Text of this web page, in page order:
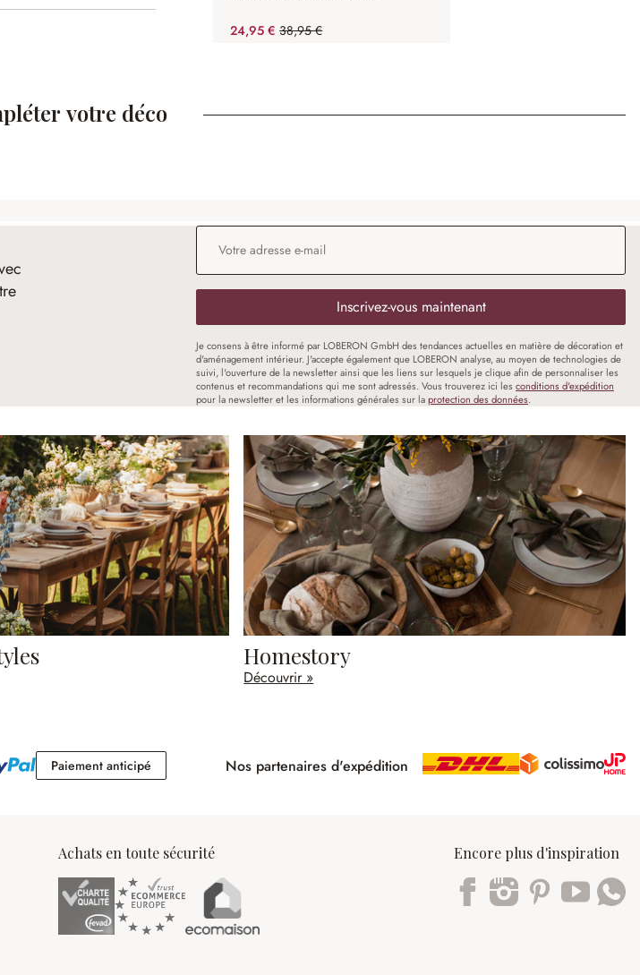
24,95 €38,95 €
(35.94%spared)
votre déco
Adresse e-mail
Inscrivez-vous maintenant
Je consens à être informé par LOBERON GmbH des tendances actuelles en matière de décoration et
d'aménagement intérieur. J'accepte également que LOBERON analyse, au moyen de technologies de
suivi, l'ouverture de la newsletter ainsi que les liens sur lesquels je clique afin de personnaliser les
contenus et recommandations qui me sont adressés. Vous trouverez ici les conditions d'expédition
pour la newsletter et les informations générales sur laprotection des données.
Homestory
Découvrir »
Paiement anticipéPaiement anticipéNos partenaires d'expédition
Achats en toute sécurité Encore plus d'inspiration